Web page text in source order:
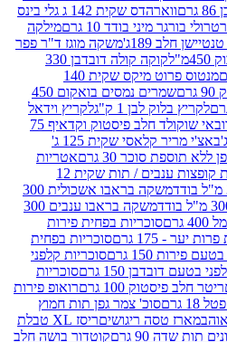
ווארהדס שקית 142 ג גלי בינס
בודד 10 גרם
מילקה
משקה מוגז ד"ר פפר
קוקה קולה דובדבן 330
מנטוס פרוט מיקס שקית 140
שמרים נמסים בואקום 450
1 ק"ג
לקריץ וידאל
דובאי שוקולד חלב פיסטוק וקדאיף 75
באצ'י מריר קלאסי שקית 125 ג'
30 גרם
אטריות
צמר גפן עם סוכריות קופצות ענבים / תות שקית 12
משקה בראבו אשכולית 300
משקה בראבו ענבים 300
סוכריות בפחית פירות
סוכריות בפחית
סוכריות קלפני
150 גרם
סוכריות
100 גרם
רואופ פירות
סוכ' צמר גפן תות חמוץ
ריגושים
ריסז XL טבלת
קוטדור בושה חלב